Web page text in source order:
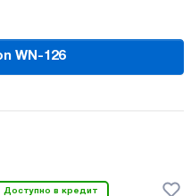
WN-126
Доступно в кредит